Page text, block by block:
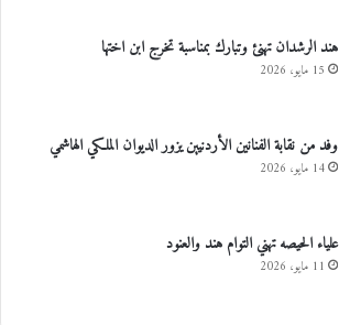
هند الرشدان تهنئ وتبارك بمناسبة تخرج ابن اختها
15 مايو، 2026
وفد من نقابة الفنانين الأردنيين يزور الديوان الملكي الهاشمي
14 مايو، 2026
علياء الحيصه تهني التوام هند والعنود
11 مايو، 2026